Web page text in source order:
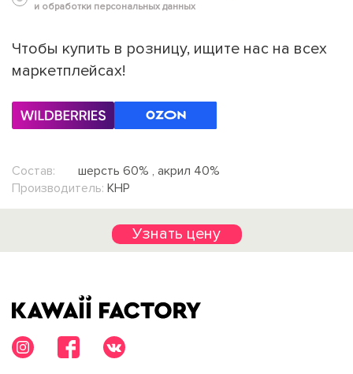
и обработки персональных данных
Чтобы купить в розницу, ищите нас на всех
маркетплейсах!
Состав:
шерсть 60% , акрил 40%
Производитель: КНР
Узнать цену